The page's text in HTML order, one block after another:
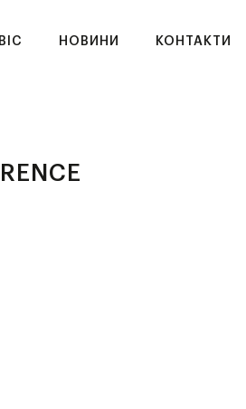
НОВИНИ КОНТАКТИ